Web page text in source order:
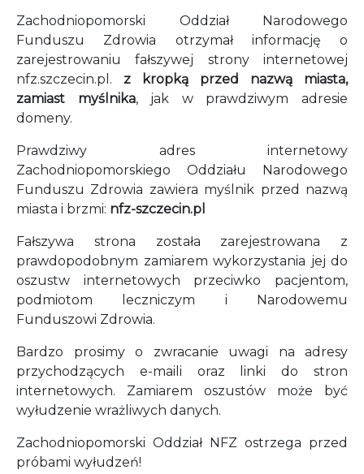
Zachodniopomorski Oddział Narodowego
Funduszu Zdrowia otrzymał informację o
zarejestrowaniu fałszywej strony internetowej
nfz.szczecin.pl. z kropką przed nazwą miasta,
zamiast myślnika, jak w prawdziwym adresie
domeny.
Prawdziwy adres internetowy
Zachodniopomorskiego Oddziału Narodowego
Funduszu Zdrowia zawiera myślnik przed nazwą
miasta i brzmi: nfz-szczecin.pl
Fałszywa strona została zarejestrowana z
prawdopodobnym zamiarem wykorzystania jej do
oszustw internetowych przeciwko pacjentom,
podmiotom leczniczym i Narodowemu
Funduszowi Zdrowia.
Bardzo prosimy o zwracanie uwagi na adresy
przychodzących e-maili oraz linki do stron
internetowych. Zamiarem oszustów może być
wyłudzenie wrażliwych danych.
Zachodniopomorski Oddział NFZ ostrzega przed
próbami wyłudzeń!